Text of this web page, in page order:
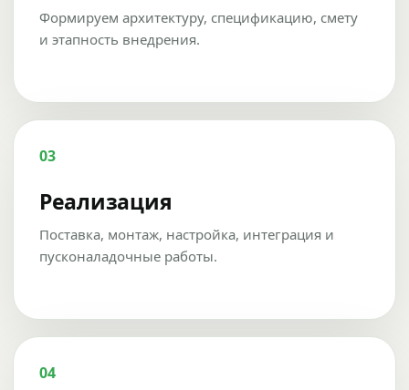
Формируем архитектуру, спецификацию, смету
и этапность внедрения.
03
Реализация
Поставка, монтаж, настройка, интеграция и
пусконаладочные работы.
04